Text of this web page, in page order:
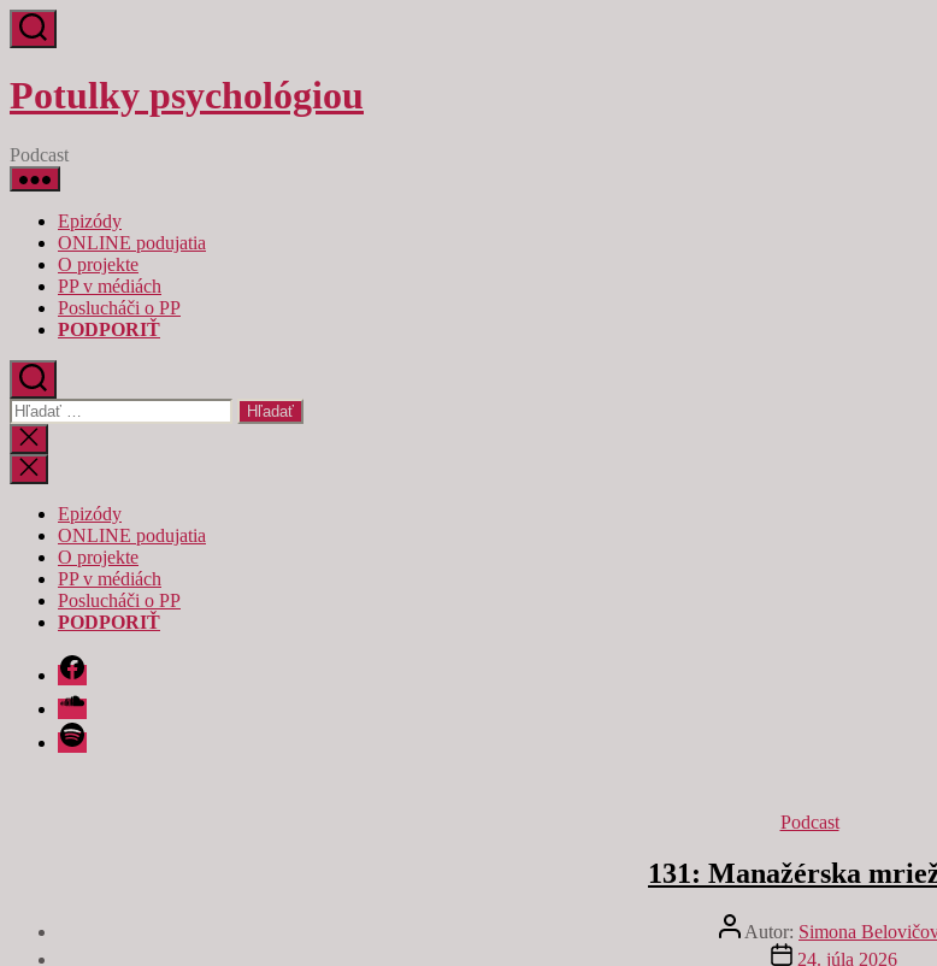
Preskočiť
na
Potulky psychológiou
Podcast
Epizódy
ONLINE podujatia
O projekte
PP v médiách
Poslucháči o PP
PODPORIŤ
Vyhľadať:
Zatvoriť
vyhľadávanie
Epizódy
ONLINE podujatia
O projekte
PP v médiách
Poslucháči o PP
PODPORIŤ
Facebook
Soundcloud
Spotify
Kategórie
Podcast
131: Manažérska
Autor
článku
Autor: Simona
Dátum24. júla 2026